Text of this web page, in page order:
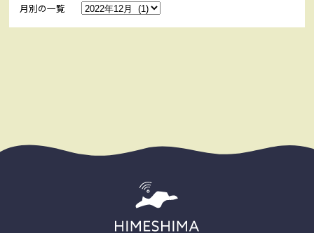
月別の一覧